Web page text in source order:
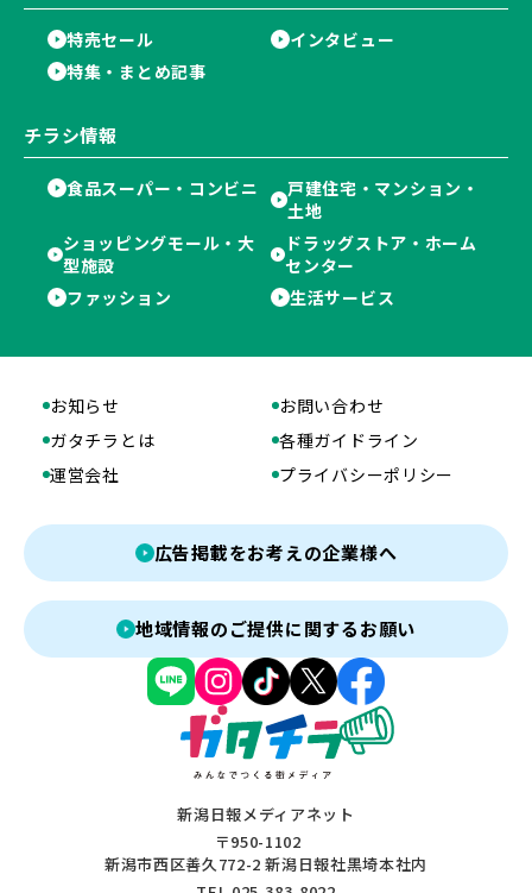
特売セール
インタビュー
特集・まとめ記事
チラシ情報
食品スーパー・コンビニ
戸建住宅・マンション・
土地
ショッピングモール・大
型施設
ドラッグストア・ホーム
センター
ファッション
生活サービス
新潟日報メディアネット
〒950-1102
新潟市西区善久772-2 新潟日報社黒埼本社内
お知らせ
お問い合わせ
ガタチラとは
各種ガイドライン
運営会社
プライバシーポリシー
広告掲載をお考えの企業様へ
地域情報のご提供に関するお願い